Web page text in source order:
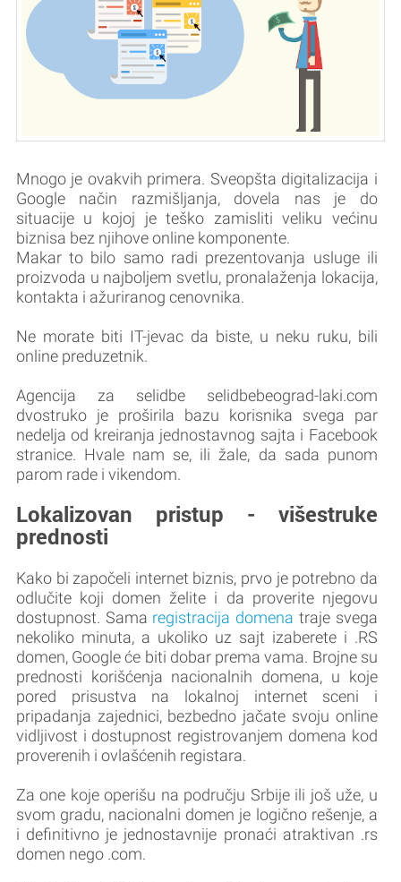
Mnogo je ovakvih primera. Sveopšta digitalizacija i
Google način razmišljanja, dovela nas je do
situacije u kojoj je teško zamisliti veliku većinu
biznisa bez njihove online komponente.
Makar to bilo samo radi prezentovanja usluge ili
proizvoda u najboljem svetlu, pronalaženja lokacija,
kontakta i ažuriranog cenovnika.
Ne morate biti IT-jevac da biste, u neku ruku, bili
online preduzetnik.
Agencija za selidbe selidbebeograd-laki.com
dvostruko je proširila bazu korisnika svega par
nedelja od kreiranja jednostavnog sajta i Facebook
stranice. Hvale nam se, ili žale, da sada punom
parom rade i vikendom.
Lokalizovan pristup - višestruke
prednosti
Kako bi započeli internet biznis, prvo je potrebno da
odlučite koji domen želite i da proverite njegovu
dostupnost. Sama registracija domena traje svega
nekoliko minuta, a ukoliko uz sajt izaberete i .RS
domen, Google će biti dobar prema vama. Brojne su
prednosti korišćenja nacionalnih domena, u koje
pored prisustva na lokalnoj internet sceni i
pripadanja zajednici, bezbedno jačate svoju online
vidljivost i dostupnost registrovanjem domena kod
proverenih i ovlašćenih registara.
Za one koje operišu na području Srbije ili još uže, u
svom gradu, nacionalni domen je logično rešenje, a
i definitivno je jednostavnije pronaći atraktivan .rs
domen nego .com.